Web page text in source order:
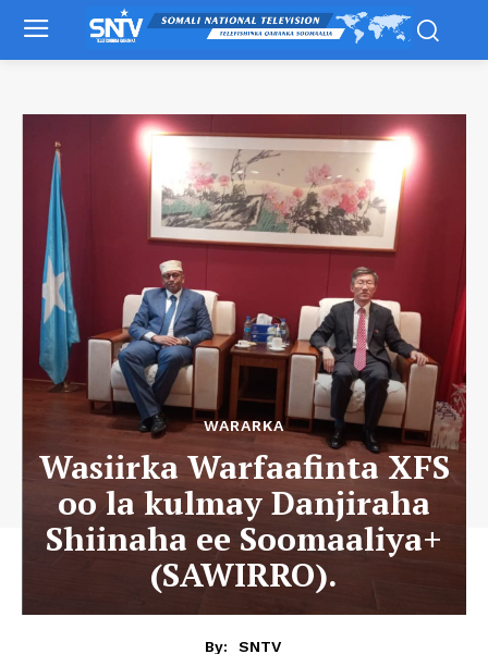
WARARKA
Wasiirka Warfaafinta XFS
oo la kulmay Danjiraha
Shiinaha ee Soomaaliya+
(SAWIRRO).
By:
SNTV